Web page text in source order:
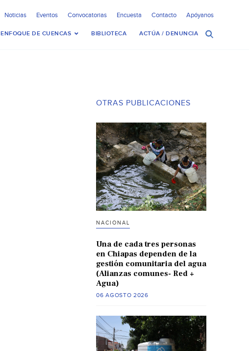
Noticias Eventos Convocatorias Encuesta Contacto Apóyanos
ENFOQUE DE CUENCAS BIBLIOTECA ACTÚA / DENUNCIA
OTRAS PUBLICACIONES
NACIONAL
Una de cada tres personas
en Chiapas dependen de la
gestión comunitaria del agua
(Alianzas comunes- Red +
Agua)
06 AGOSTO 2026